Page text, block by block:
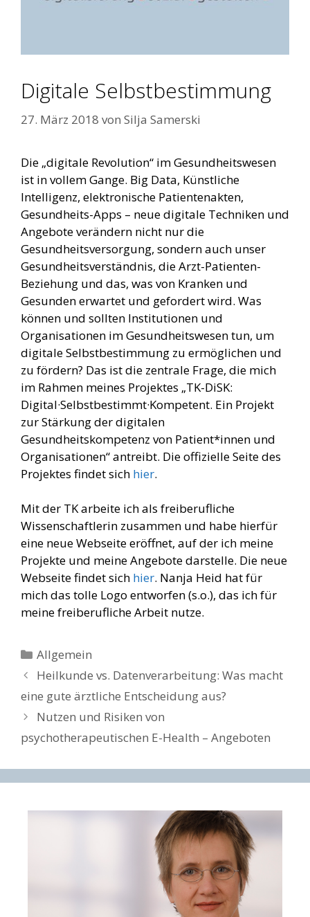
Digitale Selbstbestimmung
27. März 2018 von Silja Samerski
Die „digitale Revolution“ im Gesundheitswesen
ist in vollem Gange. Big Data, Künstliche
Intelligenz, elektronische Patientenakten,
Gesundheits-Apps – neue digitale Techniken und
Angebote verändern nicht nur die
Gesundheitsversorgung, sondern auch unser
Gesundheitsverständnis, die Arzt-Patienten-
Beziehung und das, was von Kranken und
Gesunden erwartet und gefordert wird. Was
können und sollten Institutionen und
Organisationen im Gesundheitswesen tun, um
digitale Selbstbestimmung zu ermöglichen und
zu fördern? Das ist die zentrale Frage, die mich
im Rahmen meines Projektes „TK-DiSK:
Digital·Selbstbestimmt·Kompetent. Ein Projekt
zur Stärkung der digitalen
Gesundheitskompetenz von Patient*innen und
Organisationen“ antreibt. Die offizielle Seite des
Projektes findet sich hier.
Mit der TK arbeite ich als freiberufliche
Wissenschaftlerin zusammen und habe hierfür
eine neue Webseite eröffnet, auf der ich meine
Projekte und meine Angebote darstelle. Die neue
Webseite findet sich hier. Nanja Heid hat für
mich das tolle Logo entworfen (s.o.), das ich für
meine freiberufliche Arbeit nutze.
Kategorien
Allgemein
Beitrags-
Navigation
Heilkunde vs. Datenverarbeitung: Was macht
eine gute ärztliche Entscheidung aus?
Nutzen und Risiken von
psychotherapeutischen E-Health – Angeboten